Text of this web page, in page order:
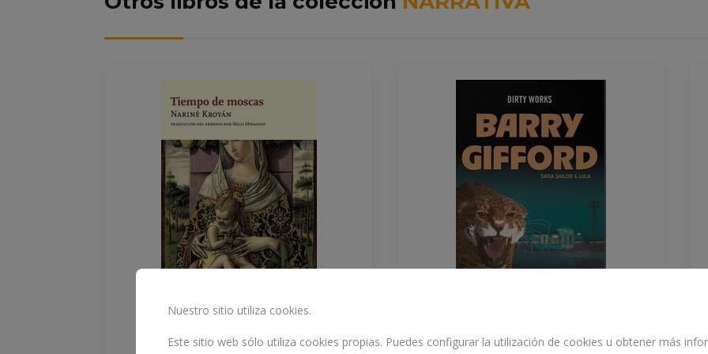
Nuestro sitio utiliza cookies.
Este sitio web sólo utiliza cookies propias. Puedes configurar la utilización de cookies u obtener más